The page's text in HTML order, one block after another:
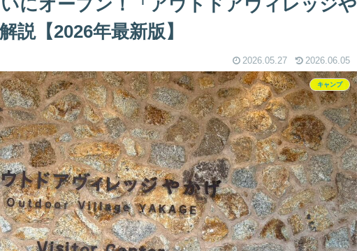
説【2026年最新版】
2026.05.27 2026.06.05
キャンプ